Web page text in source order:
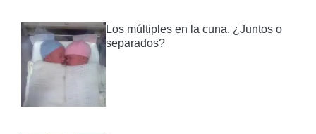
Los múltiples en la cuna, ¿Juntos o
separados?